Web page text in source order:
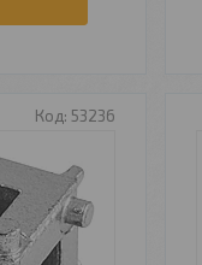
53236